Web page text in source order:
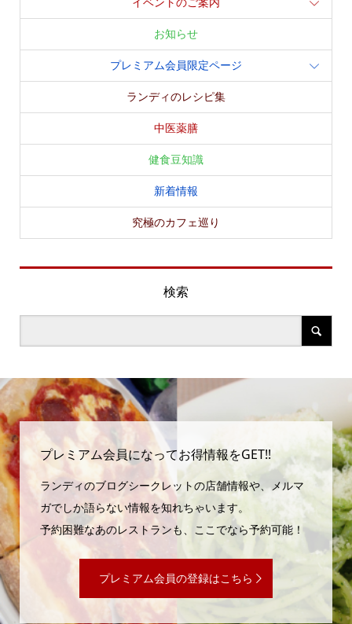
イベントのご案内
お知らせ
プレミアム会員限定ページ
ランディのレシピ集
中医薬膳
健食豆知識
新着情報
究極のカフェ巡り
検索
プレミアム会員になってお得情報をGET!!
ランディのブログシークレットの店舗情報や、メルマ
ガでしか語らない情報を知れちゃいます。
予約困難なあのレストランも、ここでなら予約可能！
プレミアム会員の登録はこちら